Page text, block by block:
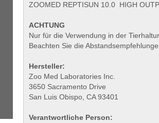
ZOOMED REPTISUN 10.0 HIGH
ACHTUNG
Nur für die Verwendung in der
Beachten Sie die
Hersteller:
Zoo Med Laboratories Inc.
3650 Sacramento Drive
San Luis Obispo, CA 93401
Verantwortliche Person: